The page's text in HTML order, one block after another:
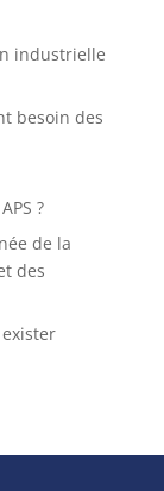
industrielle
besoin des
?
de la
des